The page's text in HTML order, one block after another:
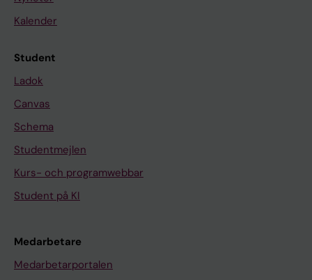
Kalender
Student
Ladok
Canvas
Schema
Studentmejlen
Kurs- och programwebbar
Student på KI
Medarbetare
Medarbetarportalen